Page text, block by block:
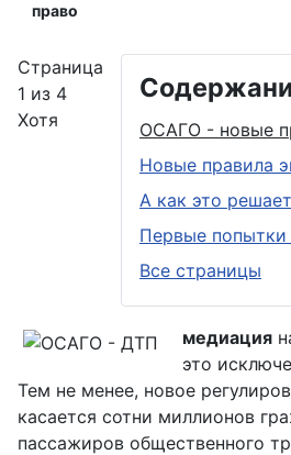
право
ОСАГО - новые
Новые правила
А как это
Первые
Все страницы
Страница
1 из 4
Хотя
медиация
это
Тем не менее, новое
касается сотни миллионов
пассажиров общественного